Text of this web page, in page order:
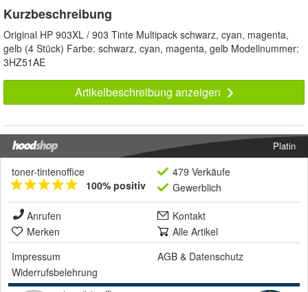
Kurzbeschreibung
Original HP 903XL / 903 Tinte Multipack schwarz, cyan, magenta,
gelb (4 Stück) Farbe: schwarz, cyan, magenta, gelb Modellnummer:
3HZ51AE
Artikelbeschreibung anzeigen
Platin
toner-tintenoffice
100% positiv
479 Verkäufe
Gewerblich
Anrufen
Kontakt
Merken
Alle Artikel
Impressum
AGB & Datenschutz
Widerrufsbelehrung